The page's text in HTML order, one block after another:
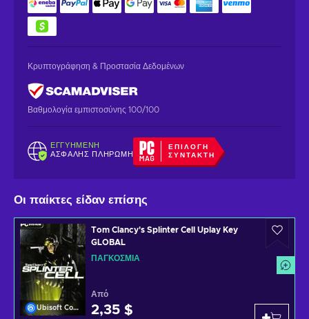
Κρυπτογράφηση & Προστασία Δεδομένων
Βαθμολογία εμπιστοσύνης 100/100
ΕΓΓΥΗΜΈΝΗ
ΑΣΦΑΛΉΣ ΠΛΗΡΩΜΉ
ΕΠΙΛΟΓΉ
ΣΥΝΤΆΚΤΗ
Οι παίκτες είδαν επίσης
Ubisoft Connect
Tom Clancy's Splinter Cell Uplay Key
GLOBAL
ΠΑΓΚΌΣΜΙΑ
Από
2,35 $